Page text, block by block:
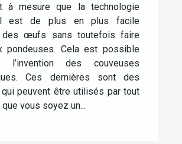
à mesure que la technologie
est de plus en plus facile
des œufs sans toutefois faire
pondeuses. Cela est possible
des couveuses
Ces dernières sont des
peuvent être utilisés par tout
vous soyez un...